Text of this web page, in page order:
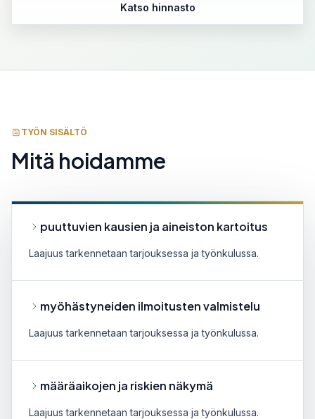
Katso hinnasto
TYÖN SISÄLTÖ
Mitä hoidamme
puuttuvien kausien ja aineiston kartoitus
Laajuus tarkennetaan tarjouksessa ja työnkulussa.
myöhästyneiden ilmoitusten valmistelu
Laajuus tarkennetaan tarjouksessa ja työnkulussa.
määräaikojen ja riskien näkymä
Laajuus tarkennetaan tarjouksessa ja työnkulussa.